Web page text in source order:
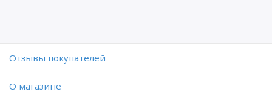
Отзывы покупателей
O магазине